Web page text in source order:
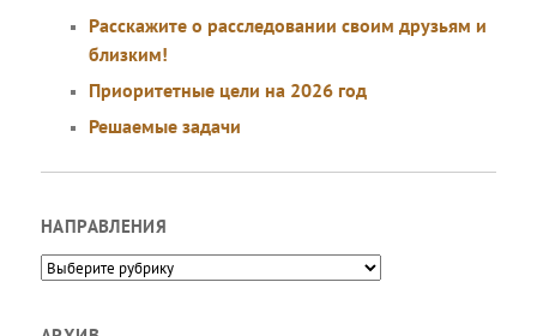
Расскажите о расследовании своим друзьям и
близким!
Приоритетные цели на 2026 год
Решаемые задачи
НАПРАВЛЕНИЯ
Направления